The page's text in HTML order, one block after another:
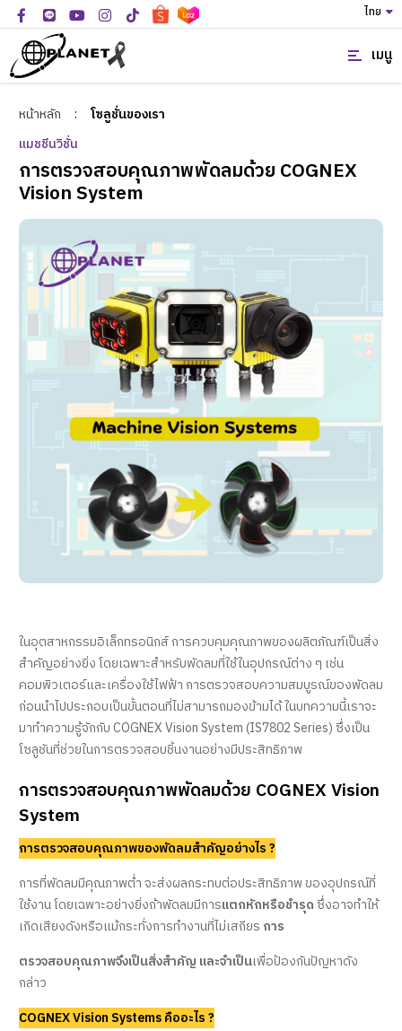
ไทย
เมนู
หน้าหลัก :
โซลูชั่นของเรา
แมชชีนวิชั่น
การตรวจสอบคุณภาพพัดลมด้วย COGNEX
Vision System
ในอุตสาหกรรมอิเล็กทรอนิกส์ การควบคุมคุณภาพของผลิตภัณฑ์เป็นสิ่ง
สำคัญอย่างยิ่ง โดยเฉพาะสำหรับพัดลมที่ใช้ในอุปกรณ์ต่าง ๆ เช่น
คอมพิวเตอร์และเครื่องใช้ไฟฟ้า การตรวจสอบความสมบูรณ์ของพัดลม
ก่อนนำไปประกอบเป็นขั้นตอนที่ไม่สามารถมองข้ามได้ ในบทความนี้เราจะ
มาทำความรู้จักกับ COGNEX Vision System (IS7802 Series) ซึ่งเป็น
โซลูชันที่ช่วยในการตรวจสอบชิ้นงานอย่างมีประสิทธิภาพ
การตรวจสอบคุณภาพพัดลมด้วย COGNEX Vision
System
การตรวจสอบคุณภาพของพัดลมสำคัญอย่างไร ?
การที่พัดลมมีคุณภาพต่ำ จะส่งผลกระทบต่อประสิทธิภาพ ของอุปกรณ์ที่
ใช้งาน โดยเฉพาะอย่างยิ่งถ้าพัดลมมีการแตกหักหรือชำรุดซึ่งอาจทำให้
เกิดเสียงดังหรือแม้กระทั่งการทำงานที่ไม่เสถียร การ
ตรวจสอบคุณภาพจึงเป็นสิ่งสำคัญ และจำเป็นเพื่อป้องกันปัญหาดัง
กล่าว
COGNEX Vision Systems คืออะไร ?